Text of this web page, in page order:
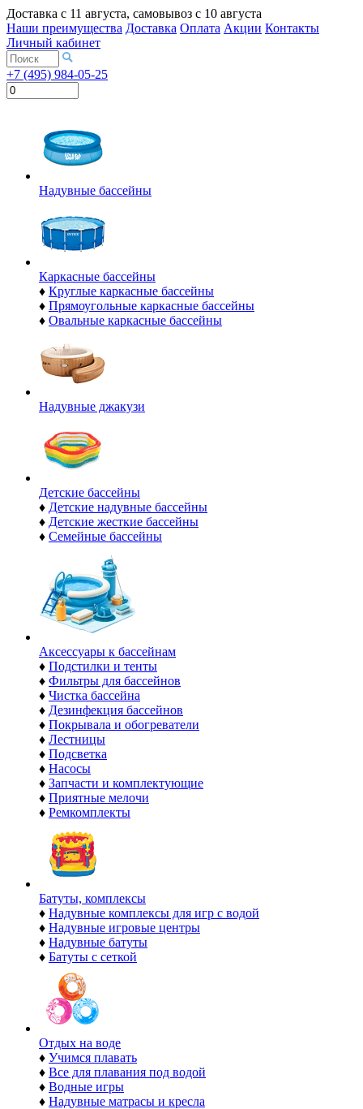
Доставка с 11 августа, самовывоз с 10 августа
Наши преимущества Доставка Оплата Акции Контакты
Личный кабинет
+7 (495) 984-05-25
Надувные бассейны
Каркасные бассейны
♦ Круглые каркасные бассейны
♦ Прямоугольные каркасные бассейны
♦ Овальные каркасные бассейны
Надувные джакузи
Детские бассейны
♦ Детские надувные бассейны
♦ Детские жесткие бассейны
♦ Семейные бассейны
Аксессуары к бассейнам
♦ Подстилки и тенты
♦ Фильтры для бассейнов
♦ Чистка бассейна
♦ Дезинфекция бассейнов
♦ Покрывала и обогреватели
♦ Лестницы
♦ Подсветка
♦ Насосы
♦ Запчасти и комплектующие
♦ Приятные мелочи
♦ Ремкомплекты
Батуты, комплексы
♦ Надувные комплексы для игр с водой
♦ Надувные игровые центры
♦ Надувные батуты
♦ Батуты с сеткой
Отдых на воде
♦ Учимся плавать
♦ Все для плавания под водой
♦ Водные игры
♦ Надувные матрасы и кресла